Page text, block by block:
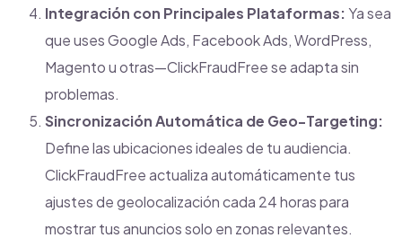
Integración con Principales Plataformas: Ya sea
que uses Google Ads, Facebook Ads, WordPress,
Magento u otras—ClickFraudFree se adapta sin
problemas.
Sincronización Automática de Geo-Targeting:
Define las ubicaciones ideales de tu audiencia.
ClickFraudFree actualiza automáticamente tus
ajustes de geolocalización cada 24 horas para
mostrar tus anuncios solo en zonas relevantes.